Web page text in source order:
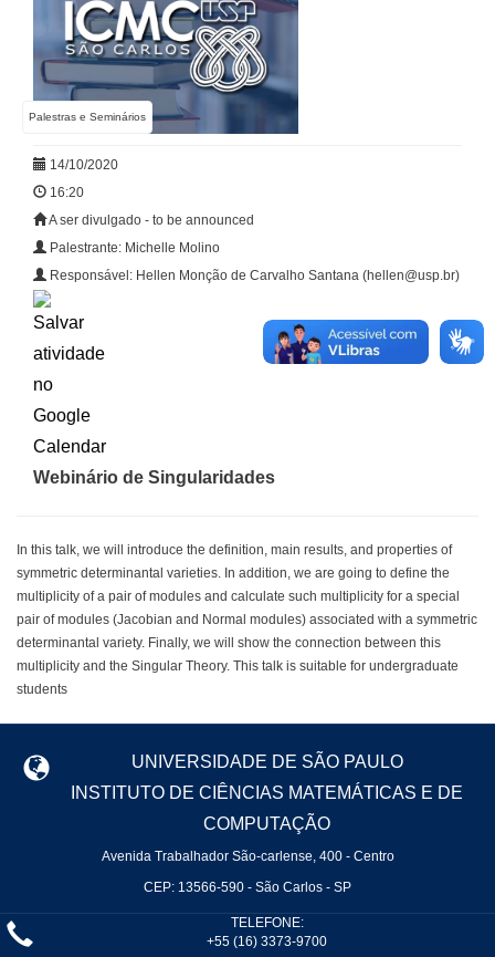
Palestras e Seminários
14/10/2020
16:20
A ser divulgado - to be announced
Palestrante: Michelle Molino
Responsável: Hellen Monção de Carvalho Santana (hellen@usp.br)
Webinário de Singularidades
In this talk, we will introduce the definition, main results, and properties of
symmetric determinantal varieties. In addition, we are going to define the
multiplicity of a pair of modules and calculate such multiplicity for a special
pair of modules (Jacobian and Normal modules) associated with a symmetric
determinantal variety. Finally, we will show the connection between this
multiplicity and the Singular Theory. This talk is suitable for undergraduate
students
UNIVERSIDADE DE SÃO PAULO
INSTITUTO DE CIÊNCIAS MATEMÁTICAS E DE
COMPUTAÇÃO
Avenida Trabalhador São-carlense, 400 - Centro
CEP: 13566-590 - São Carlos - SP
TELEFONE:
+55 (16) 3373-9700